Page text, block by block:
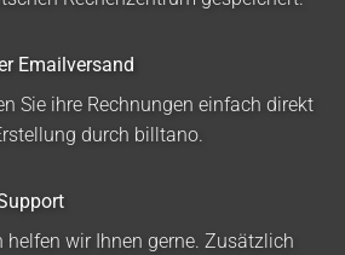
Emailversand
Sie ihre Rechnungen einfach direkt
durch billtano.
helfen wir Ihnen gerne. Zusätzlich